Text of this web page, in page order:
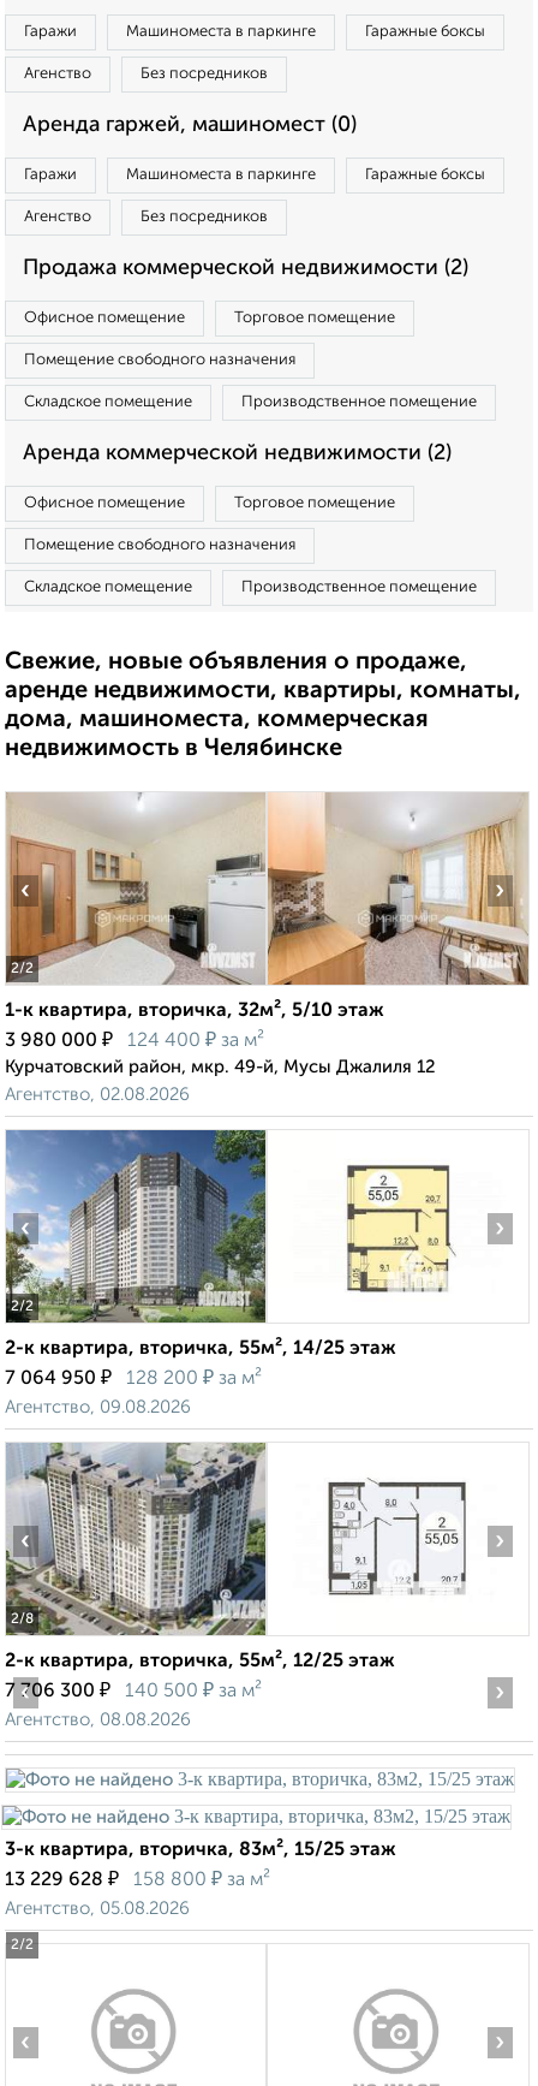
Гаражи Машиноместа в паркинге Гаражные боксы
Агенство Без посредников
Аренда гаржей, машиномест (0)
Гаражи Машиноместа в паркинге Гаражные боксы
Агенство Без посредников
Продажа коммерческой недвижимости (2)
Офисное помещение Торговое помещение
Помещение свободного назначения
Складское помещение Производственное помещение
Аренда коммерческой недвижимости (2)
Офисное помещение Торговое помещение
Помещение свободного назначения
Складское помещение Производственное помещение
Свежие, новые объявления о продаже,
аренде недвижимости, квартиры, комнаты,
дома, машиноместа, коммерческая
недвижимость в Челябинске
2/2
‹ ›
1-к квартира, вторичка, 32м², 5/10 этаж
3 980 000 ₽ 124 400 ₽ за м²
Курчатовский район, мкр. 49-й, Мусы Джалиля 12
Агентство, 02.08.2026
2/2
‹ ›
2-к квартира, вторичка, 55м², 14/25 этаж
7 064 950 ₽ 128 200 ₽ за м²
Агентство, 09.08.2026
2/8
‹ ›
2-к квартира, вторичка, 55м², 12/25 этаж
7 706 300 ₽ 140 500 ₽ за м²
Агентство, 08.08.2026
2/2
‹ ›
3-к квартира, вторичка, 83м², 15/25 этаж
13 229 628 ₽ 158 800 ₽ за м²
Агентство, 05.08.2026
‹ ›